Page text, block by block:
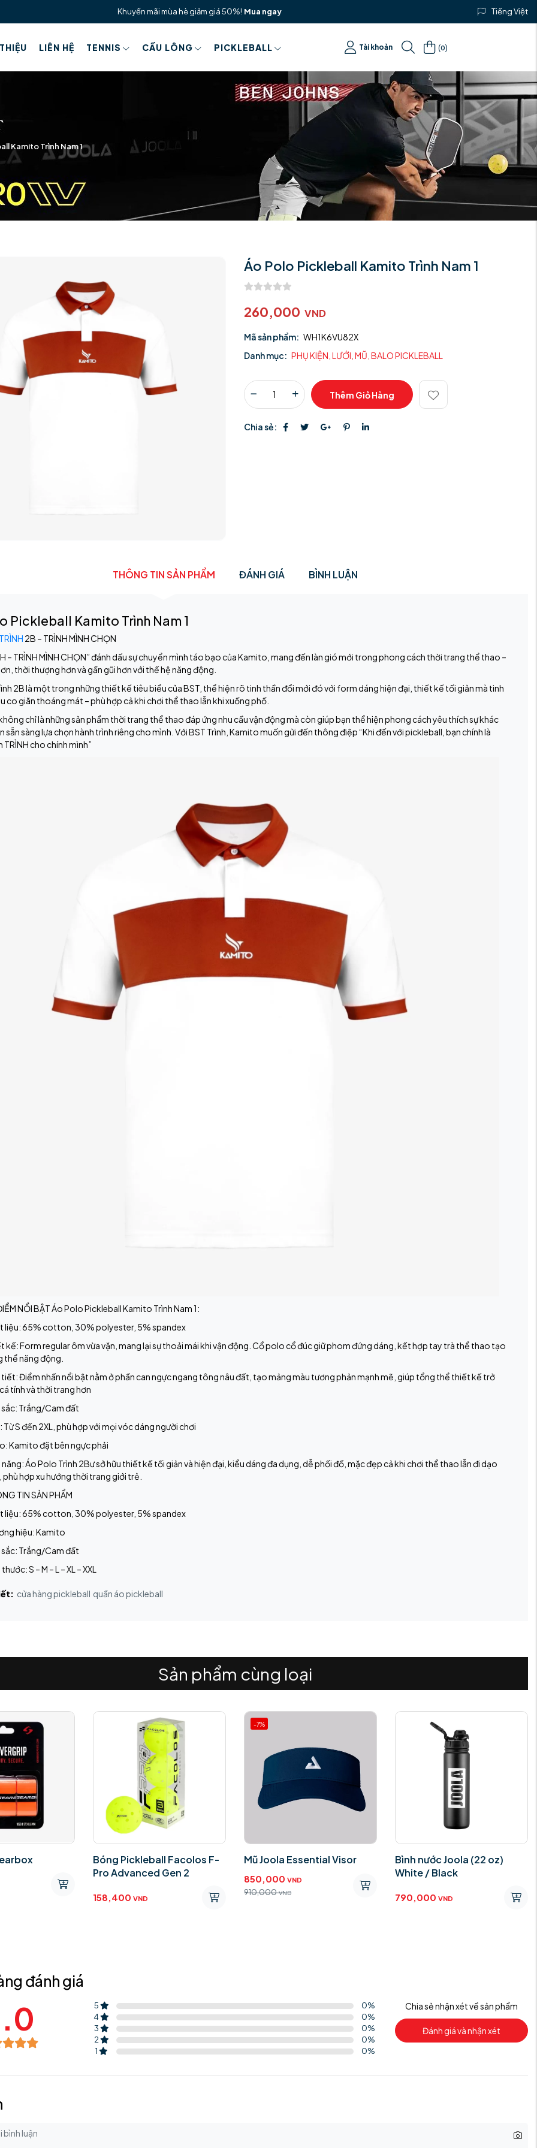
Khuyến mãi mùa hè giảm giá 50%! Mua ngay Tiếng Việt
LIÊN HỆ TENNIS CẦU LÔNG PICKLEBALL Tài khoản (0)
Kamito Trình Nam 1
Áo Polo Pickleball Kamito Trình Nam 1
260,000 VND
Mã sản phẩm: WH1K6VU82X
Danh mục: PHỤ KIỆN, LƯỚI, MŨ, BALO PICKLEBALL
Thêm Giỏ Hàng
Chia sẻ:
THÔNG TIN SẢN PHẨM ĐÁNH GIÁ BÌNH LUẬN
Pickleball Kamito Trình Nam 1
2B – TRÌNH MÌNH CHỌN
– TRÌNH MÌNH CHỌN” đánh dấu sự chuyển mình táo bạo của Kamito, mang đến làn gió mới trong phong cách thời trang thể thao –
thời thượng hơn và gần gũi hơn với thế hệ năng động.
2B là một trong những thiết kế tiêu biểu của BST, thể hiện rõ tinh thần đổi mới đó với form dáng hiện đại, thiết kế tối giản mà tinh
co giãn thoáng mát – phù hợp cả khi chơi thể thao lẫn khi xuống phố.
chỉ là những sản phẩm thời trang thể thao đáp ứng nhu cầu vận động mà còn giúp bạn thể hiện phong cách yêu thích sự khác
sẵn sàng lựa chọn hành trình riêng cho mình. Với BST Trình, Kamito muốn gửi đến thông điệp “Khi đến với pickleball, bạn chính là
TRÌNH cho chính mình”
NỔI BẬT Áo Polo Pickleball Kamito Trình Nam 1:
liệu: 65% cotton, 30% polyester, 5% spandex
kế: Form regular ôm vừa vặn, mang lại sự thoải mái khi vận động. Cổ polo cổ đúc giữ phom đứng dáng, kết hợp tay trà thể thao tạo
thể năng động.
tiết: Điểm nhấn nổi bật nằm ở phần can ngực ngang tông nâu đất, tạo mảng màu tương phản mạnh mẽ, giúp tổng thể thiết kế trở
tính và thời trang hơn
sắc: Trắng/Cam đất
Từ S đến 2XL, phù hợp với mọi vóc dáng người chơi
Kamito đặt bên ngực phải
năng: Áo Polo Trình 2Bư sở hữu thiết kế tối giản và hiện đại, kiểu dáng đa dụng, dễ phối đồ, mặc đẹp cả khi chơi thể thao lẫn đi dạo
phù hợp xu hướng thời trang giới trẻ.
TIN SẢN PHẨM
liệu: 65% cotton, 30% polyester, 5% spandex
hiệu: Kamito
sắc: Trắng/Cam đất
S – M – L – XL – XXL
cửa hàng pickleball quần áo pickleball
Sản phẩm cùng loại
Bóng Pickleball Facolos F-
Pro Advanced Gen 2
158,400 VND
-7%
Mũ Joola Essential Visor
850,000 VND
910,000 VND
Bình nước Joola (22 oz)
White / Black
790,000 VND
đánh giá
5 0%
4
0%
3
0%
2
0%
1
0%
Chia sẻ nhận xét về sản phẩm
Đánh giá và nhận xét